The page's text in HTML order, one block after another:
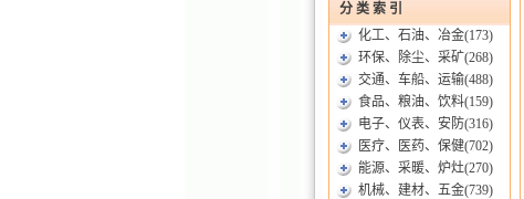
分 类 索 引
化工、石油、冶金(173)
环保、除尘、采矿(268)
交通、车船、运输(488)
食品、粮油、饮料(159)
电子、仪表、安防(316)
医疗、医药、保健(702)
能源、采暖、炉灶(270)
机械、建材、五金(739)